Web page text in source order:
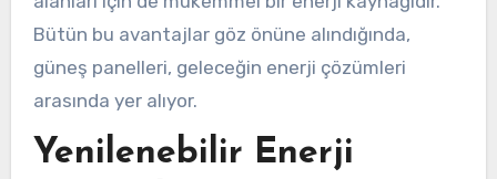
Bütün bu avantajlar göz önüne alındığında,
güneş panelleri, geleceğin enerji çözümleri
arasında yer alıyor.
Yenilenebilir Enerji